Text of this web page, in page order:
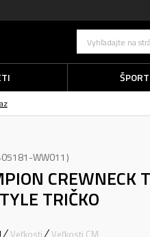
Vyhľadajte na
ŠPORT
WW011
CREWNECK
TRIČKO
Veľkosti Veľkosti CM